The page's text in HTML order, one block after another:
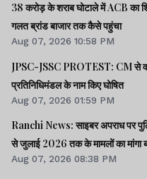
38 करोड़ के शराब घोटाले में ACB
गलत ब्रांड बाजार तक कैसे पहुंचा
Aug 07, 2026 10:58 PM
JPSC-JSSC PROTEST: CM से
प्रतिनिधिमंडल के नाम किए घोषित
Aug 07, 2026 01:59 PM
Ranchi News: साइबर अपराध पर
से जुलाई 2026 तक के मामलों का मांगा
Aug 07, 2026 08:38 PM